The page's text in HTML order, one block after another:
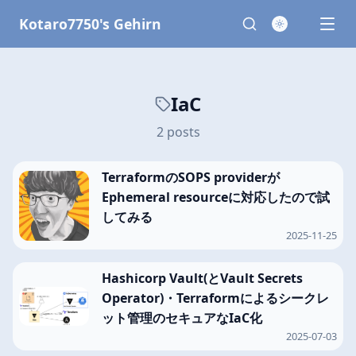
Kotaro7750's Gehirn
IaC
2 posts
TerraformのSOPS providerが
Ephemeral resourceに対応したので試
してみる
2025-11-25
Hashicorp Vault(とVault Secrets
Operator)・Terraformによるシークレ
ット管理のセキュアなIaC化
2025-07-03